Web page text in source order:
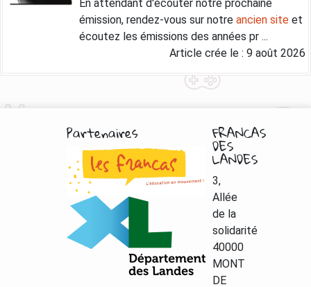
En attendant d'écouter notre prochaine
émission, rendez-vous sur notre ancien site et
écoutez les émissions des années pr ...
Article crée le : 9 août 2026
Partenaires FRANCAS
DES
LANDES
3,
Allée
de la
solidarité
40000
MONT
DE